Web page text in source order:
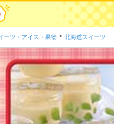
ーツ・アイス・果物 > 北海道スイーツ